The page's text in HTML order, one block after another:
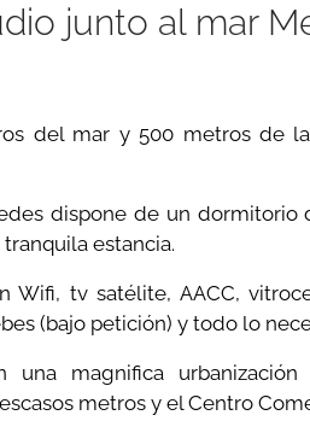
junto al mar
del mar y 500 metros de
dispone de un
estancia.
Wifi, tv satélite, AACC,
(bajo petición) y todo lo
magnifica
metros y el Centro